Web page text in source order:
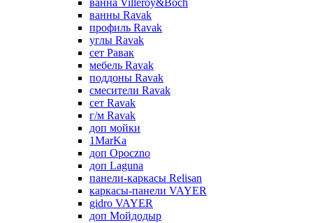
ванна Villeroy&Boch
ванны Ravak
профиль Ravak
углы Ravak
сет Равак
мебель Ravak
поддоны Ravak
смесители Ravak
сет Ravak
г/м Ravak
доп мойки
1MarKa
доп Opoczno
доп Laguna
панели-каркасы Relisan
каркасы-панели VAYER
gidro VAYER
доп Мойдодыр